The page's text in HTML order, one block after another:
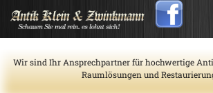
content
Wir sind Ihr Ansprechpartner für hochwertige
Raumlösungen und